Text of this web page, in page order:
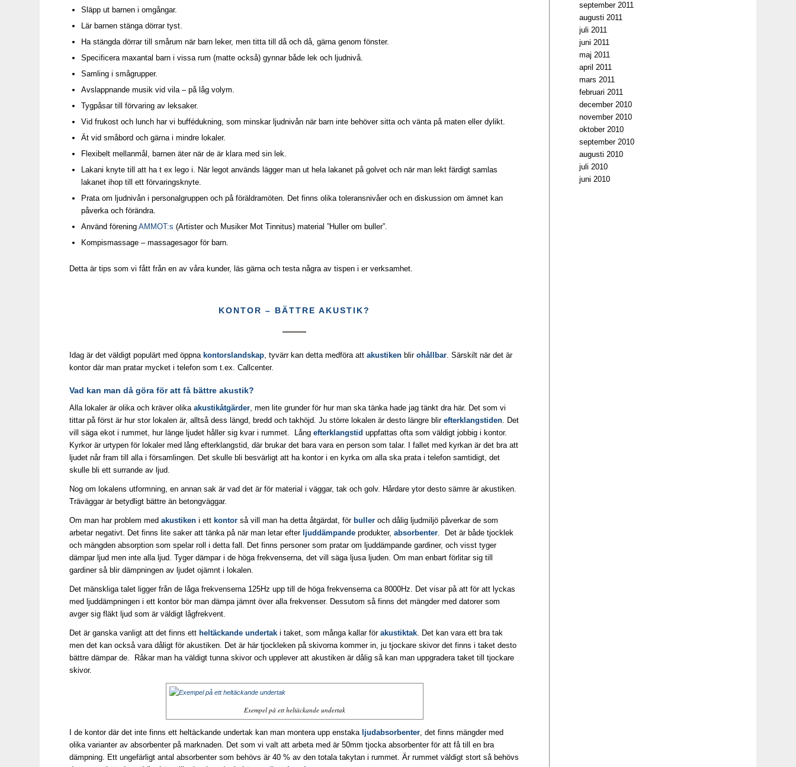
Släpp ut barnen i omgångar.
Lär barnen stänga dörrar tyst.
Ha stängda dörrar till smårum när barn leker, men titta till då och då, gärna genom fönster.
Specificera maxantal barn i vissa rum (matte också) gynnar både lek och ljudnivå.
Samling i smågrupper.
Avslappnande musik vid vila – på låg volym.
Tygpåsar till förvaring av leksaker.
Vid frukost och lunch har vi buffédukning, som minskar ljudnivån när barn inte behöver sitta och vänta på maten eller dylikt.
Ät vid småbord och gärna i mindre lokaler.
Flexibelt mellanmål, barnen äter när de är klara med sin lek.
Lakani knyte till att ha t ex lego i. När legot används lägger man ut hela lakanet på golvet och när man lekt färdigt samlas
lakanet ihop till ett förvaringsknyte.
Prata om ljudnivån i personalgruppen och på föräldramöten. Det finns olika toleransnivåer och en diskussion om ämnet kan
påverka och förändra.
Använd föreningAMMOT:s (Artister och Musiker Mot Tinnitus) material ”Huller om buller”.
Kompismassage – massagesagor för barn.
Detta är tips som vi fått från en av våra kunder, läs gärna och testa några av tispen i er verksamhet.
KONTOR – BÄTTRE AKUSTIK?
Idag är det väldigt populärt med öppna kontorslandskap , tyvärr kan detta medföra attakustiken blirohållbar . Särskilt när det är
kontor där man pratar mycket i telefon som t.ex. Callcenter.
Vad kan man då göra för att få bättre akustik?
Alla lokaler är olika och kräver olikaakustikåtgärder , men lite grunder för hur man ska tänka hade jag tänkt dra här. Det som vi
tittar på först är hur stor lokalen är, alltså dess längd, bredd och takhöjd. Ju större lokalen är desto längre blirefterklangstiden . Det
vill säga ekot i rummet, hur länge ljudet håller sig kvar i rummet. Långefterklangstid uppfattas ofta som väldigt jobbig i kontor.
Kyrkor är urtypen för lokaler med lång efterklangstid, där brukar det bara vara en person som talar. I fallet med kyrkan är det bra att
ljudet når fram till alla i församlingen. Det skulle bli besvärligt att ha kontor i en kyrka om alla ska prata i telefon samtidigt, det
skulle bli ett surrande av ljud.
Nog om lokalens utformning, en annan sak är vad det är för material i väggar, tak och golv. Hårdare ytor desto sämre är akustiken.
Träväggar är betydligt bättre än betongväggar.
Om man har problem medakustiken i ett kontor så vill man ha detta åtgärdat, för buller och dålig ljudmiljö påverkar de som
arbetar negativt. Det finns lite saker att tänka på när man letar efter ljuddämpande produkter,absorbenter. Det är både tjocklek
och mängden absorption som spelar roll i detta fall. Det finns personer som pratar om ljuddämpande gardiner, och visst tyger
dämpar ljud men inte alla ljud. Tyger dämpar i de höga frekvenserna, det vill säga ljusa ljuden. Om man enbart förlitar sig till
gardiner så blir dämpningen av ljudet ojämnt i lokalen.
Det mänskliga talet ligger från de låga frekvenserna 125Hz upp till de höga frekvenserna ca 8000Hz. Det visar på att för att lyckas
med ljuddämpningen i ett kontor bör man dämpa jämnt över alla frekvenser. Dessutom så finns det mängder med datorer som
avger sig fläkt ljud som är väldigt lågfrekvent.
Det är ganska vanligt att det finns ett heltäckande undertak i taket, som många kallar förakustiktak. Det kan vara ett bra tak
men det kan också vara dåligt för akustiken. Det är här tjockleken på skivorna kommer in, ju tjockare skivor det finns i taket desto
bättre dämpar de. Råkar man ha väldigt tunna skivor och upplever att akustiken är dålig så kan man uppgradera taket till tjockare
skivor.
Exempel på ett heltäckande undertak
I de kontor där det inte finns ett heltäckande undertak kan man montera upp enstaka ljudabsorbenter, det finns mängder med
olika varianter av absorbenter på marknaden. Det som vi valt att arbeta med är 50mm tjocka absorbenter för att få till en bra
dämpning. Ett ungefärligt antal absorbenter som behövs är 40 % av den totala takytan i rummet. Är rummet väldigt stort så behövs
september 2011
augusti 2011
juli 2011
juni 2011
maj 2011
april 2011
mars 2011
februari 2011
december 2010
november 2010
oktober 2010
september 2010
augusti 2010
juli 2010
juni 2010